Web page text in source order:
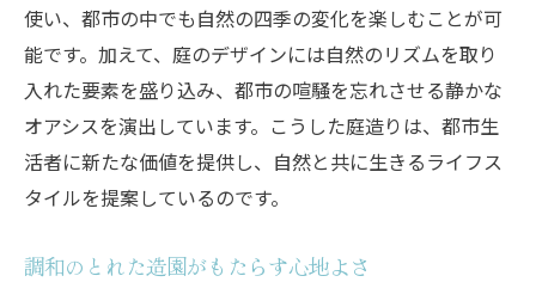
目黒区の気候を生かした庭の魅力
造園が創り出す地域との新しい関係性
自然と調和した生活空間の提案
造園がもたらす八王子市目黒区の癒しと発見
癒しを提供する庭の役割
目黒区の庭がもたらす心の豊かさ
使い、都市の中でも自然の四季の変化を楽しむことが可
能です。加えて、庭のデザインには自然のリズムを取り
入れた要素を盛り込み、都市の喧騒を忘れさせる静かな
オアシスを演出しています。こうした庭造りは、都市生
活者に新たな価値を提供し、自然と共に生きるライフス
タイルを提案しているのです。
調和のとれた造園がもたらす心地よさ